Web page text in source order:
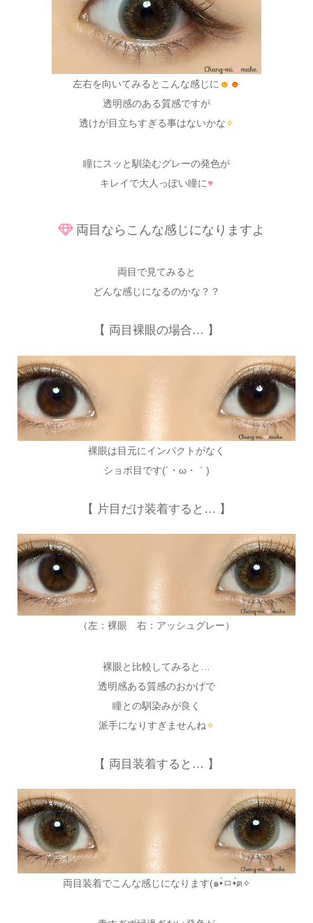
左右を向いてみるとこんな感じに ☻ ☻
透明感のある質感ですが
透けが目立ちすぎる事はないかな✧
瞳にスッと馴染むグレーの発色が
キレイで大人っぽい瞳に♥
両目ならこんな感じになりますよ
両目で見てみると
どんな感じになるのかな？？
【 両目裸眼の場合… 】
裸眼は目元にインパクトがなく
ショボ目です(´・ω・｀)
【 片目だけ装着すると… 】
（左：裸眼 右：アッシュグレー）
裸眼と比較してみると…
透明感ある質感のおかげで
瞳との馴染みが良く
派手になりすぎませんね✧
【 両目装着すると… 】
両目装着でこんな感じになります(๑•̀ㅁ•́ฅ✧